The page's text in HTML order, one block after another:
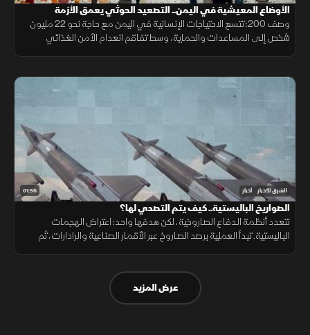
الأوضاع المعيشية في اليمن.. التصعيد الحوثي يعمق الأزمة
وصف 200: تتسع الاحتياجات الإنسانية في اليمن مع حاجة نحو 22 مليون
شخص إلى المساعدات والحماية، وسط تفاقم انعدام الأمن الغذائي
01:56 الشرق للأخبار أخبار
الصواريخ الباليستية.. كيف يتم التصدي لها؟
تتعدد أنظمة الدفاع الصاروخية، لكن هدفها واحد: اعتراض الهجمات
الباليستية. تبدأ العملية برصد الصاروخ عبر الأقمار الصناعية والرادارات، ثم
عرض المزيد